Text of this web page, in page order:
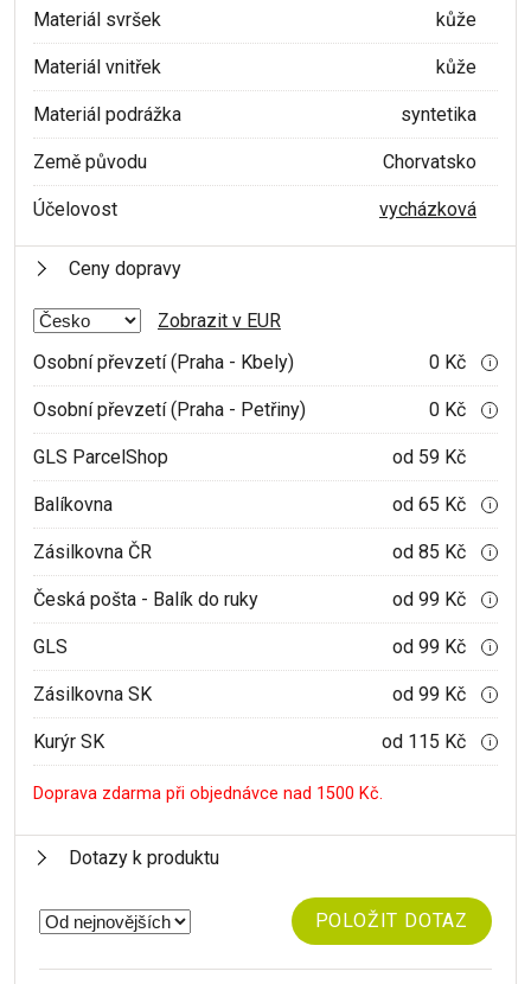
Materiál svršek kůže
Materiál vnitřek kůže
Materiál podrážka syntetika
Země původu Chorvatsko
Účelovost vycházková
Ceny dopravy
Zobrazit v EUR
Osobní převzetí (Praha - Kbely)
0 Kč i
Osobní převzetí (Praha - Petřiny) 0 Kč i
GLS ParcelShop od 59 Kč
Balíkovna od 65 Kč i
Zásilkovna ČR od 85 Kč i
Česká pošta - Balík do ruky od 99 Kč i
GLS od 99 Kč i
Zásilkovna SK od 99 Kč i
Kurýr SK od 115 Kč i
Doprava zdarma při objednávce nad 1500 Kč.
Dotazy k produktu
POLOŽIT DOTAZ